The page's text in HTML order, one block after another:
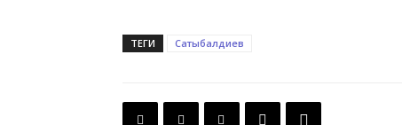
ТЕГИ Сатыбалдиев